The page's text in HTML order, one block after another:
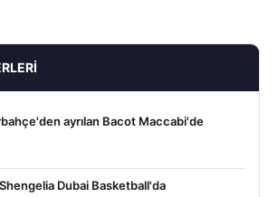
ayrılan Bacot Maccabi'de
Dubai Basketball'da